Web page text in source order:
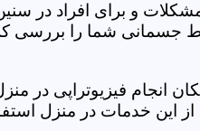
مشکلات و برای افراد در
جسمانی شما را بررسی
انجام فیزیوتراپی
این خدمات در منزل